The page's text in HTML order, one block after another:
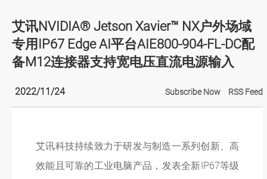
艾讯NVIDIA® Jetson Xavier™ NX户外场域
专用IP67 Edge AI平台AIE800-904-FL-DC配
备M12连接器支持宽电压直流电源输入
2022/11/24 Subscribe Now RSS Feed
艾讯科技持续致力于研发与制造一系列创新、高
效能且可靠的工业电脑产品，发表全新IP67等级